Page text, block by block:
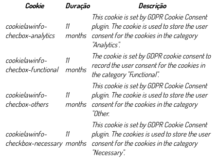
Cookie
Duração Descrição
cookielawinfo-
checbox-analytics
11
months
This cookie is set by GDPR Cookie Consent
plugin. The cookie is used to store the user
consent for the cookies in the category
"Analytics".
cookielawinfo-
checbox-functional
11
months
The cookie is set by GDPR cookie consent to
record the user consent for the cookies in
the category "Functional".
cookielawinfo-
checbox-others
11
months
This cookie is set by GDPR Cookie Consent
plugin. The cookie is used to store the user
consent for the cookies in the category
"Other.
cookielawinfo-
checkbox-necessary
11
months
This cookie is set by GDPR Cookie Consent
plugin. The cookies is used to store the user
consent for the cookies in the category
"Necessary".